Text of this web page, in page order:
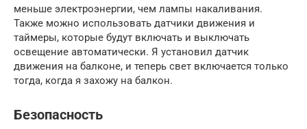
меньше электроэнергии, чем лампы накаливания.
Также можно использовать датчики движения и
таймеры, которые будут включать и выключать
освещение автоматически. Я установил датчик
движения на балконе, и теперь свет включается только
тогда, когда я захожу на балкон.
Безопасность